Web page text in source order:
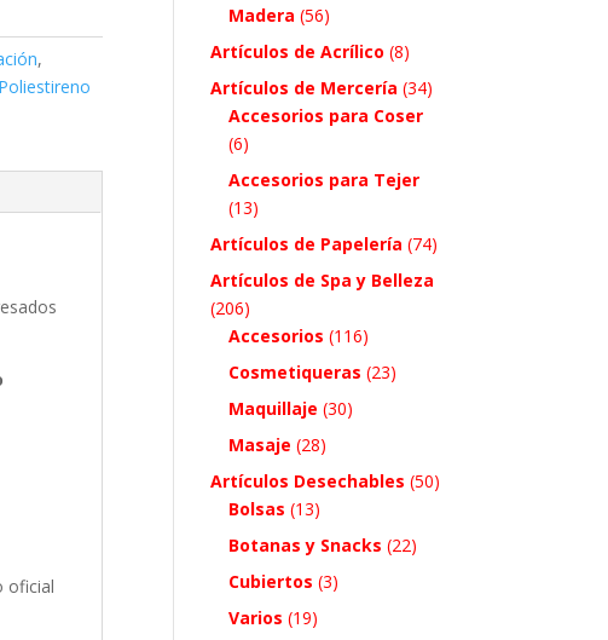
,
Poliestireno
oficial
Madera (56)
Artículos de Acrílico (8)
Artículos de Mercería (34)
Accesorios para Coser
(6)
Accesorios para Tejer
(13)
Artículos de Papelería (74)
Artículos de Spa y Belleza
(206)
Accesorios (116)
Cosmetiqueras (23)
Maquillaje (30)
Masaje (28)
Artículos Desechables (50)
Bolsas (13)
Botanas y Snacks (22)
Cubiertos (3)
Varios (19)